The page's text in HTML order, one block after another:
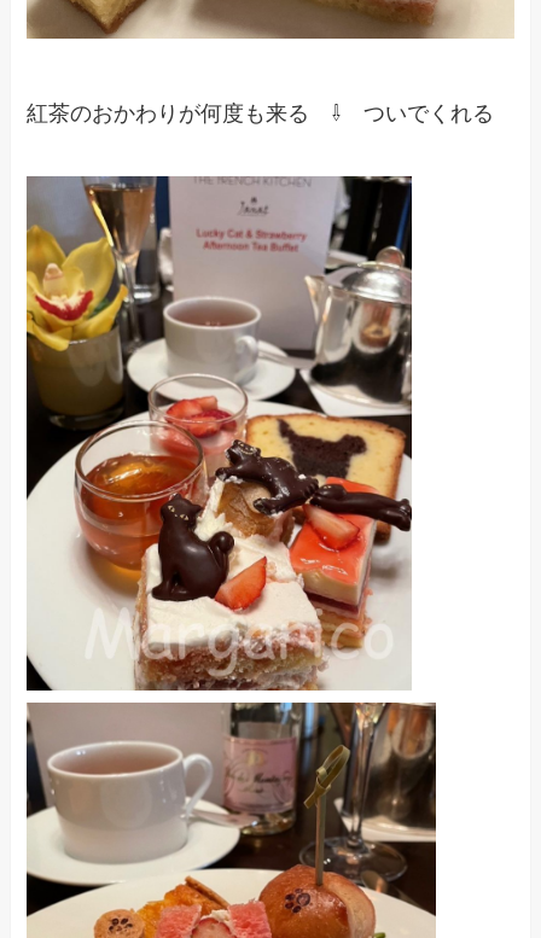
紅茶のおかわりが何度も来る ⇩ ついでくれる